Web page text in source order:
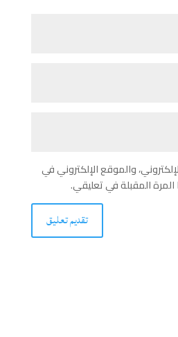
والموقع الإلكتروني في
المقبلة في تعليقي.